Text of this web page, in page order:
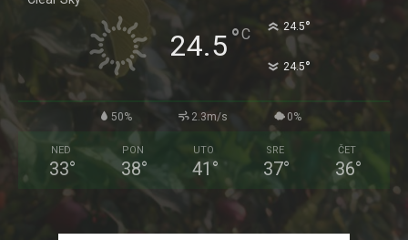
24.5°C 24.5°
24.5°
50% 2.3m/s 0%
NED
33°
PON
38°
UTO
41 °
SRE
37°
ČET
36°